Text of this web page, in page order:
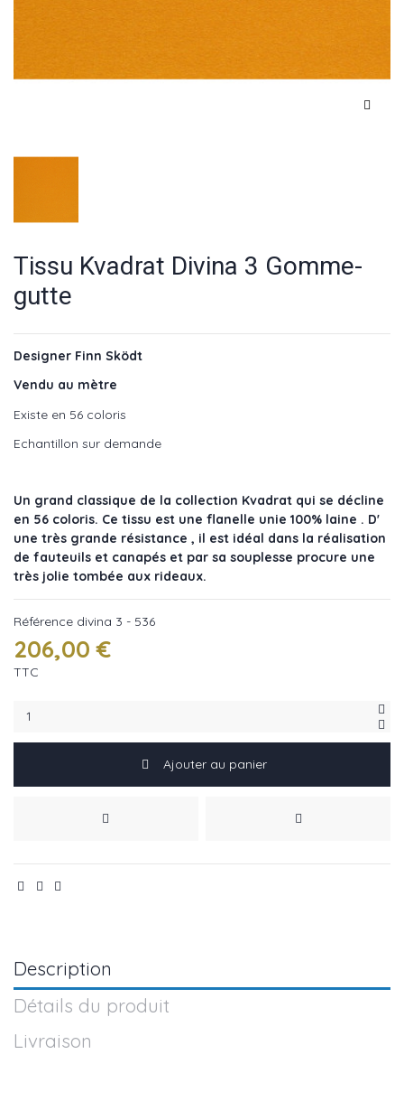
Tissu Kvadrat Divina 3 Gomme-
gutte
Designer Finn Sködt
Vendu au mètre
Existe en 56 coloris
Echantillon sur demande
Un grand classique de la collection Kvadrat qui se décline
en 56 coloris. Ce tissu est une flanelle unie 100% laine . D'
une très grande résistance , il est idéal dans la réalisation
de fauteuils et canapés et par sa souplesse procure une
très jolie tombée aux rideaux.
Référence divina 3 - 536
206,00 €
TTC
Ajouter au panier
Description
Détails du produit
Livraison